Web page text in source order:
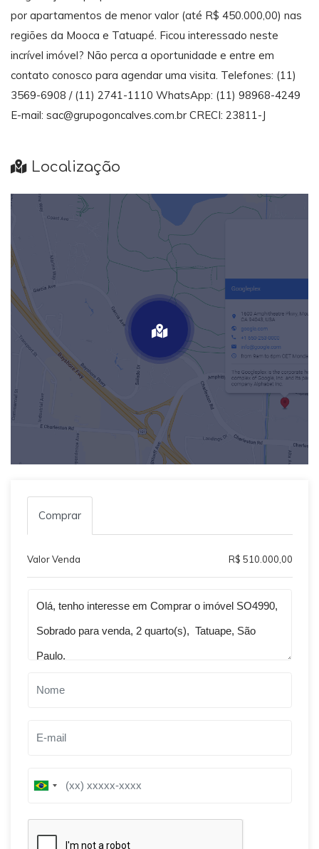
por apartamentos de menor valor (até R$ 450.000,00) nas
regiões da Mooca e Tatuapé. Ficou interessado neste
incrível imóvel? Não perca a oportunidade e entre em
contato conosco para agendar uma visita. Telefones: (11)
3569-6908 / (11) 2741-1110 WhatsApp: (11) 98968-4249
E-mail: sac@grupogoncalves.com.br CRECI: 23811-J
Localização
Comprar
Valor Venda R$ 510.000,00
B
i